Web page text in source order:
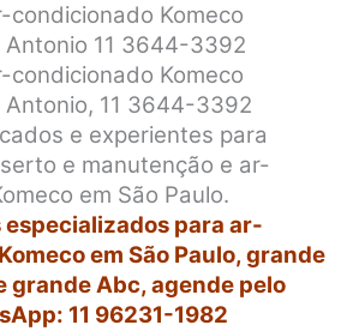
condicionado Komeco
Antonio 11 3644-3392
condicionado Komeco
Antonio, 11 3644-3392
e experientes para
e manutenção e ar-
em São Paulo.
especializados para ar-
em São Paulo, grande
grande Abc, agende pelo
11 96231-1982